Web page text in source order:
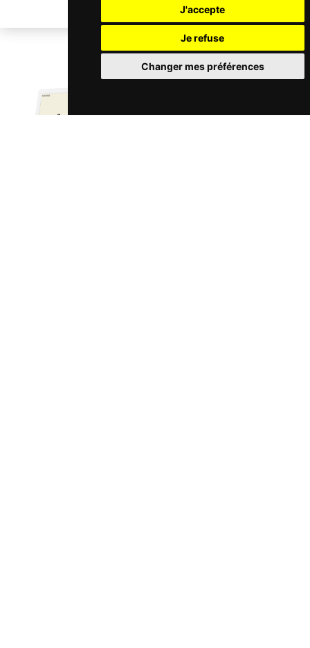
J'accepte
Je refuse
Changer mes préférences